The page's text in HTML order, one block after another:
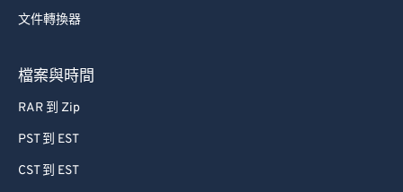
文件轉換器
檔案與時間
RAR 到 Zip
PST 到 EST
CST 到 EST